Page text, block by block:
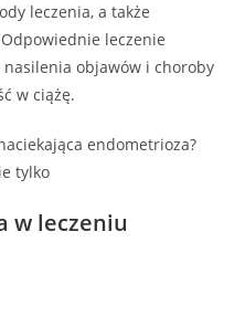
leczenia, a także
leczenie
objawów i choroby
w ciążę.
endometrioza?
tylko
w leczeniu